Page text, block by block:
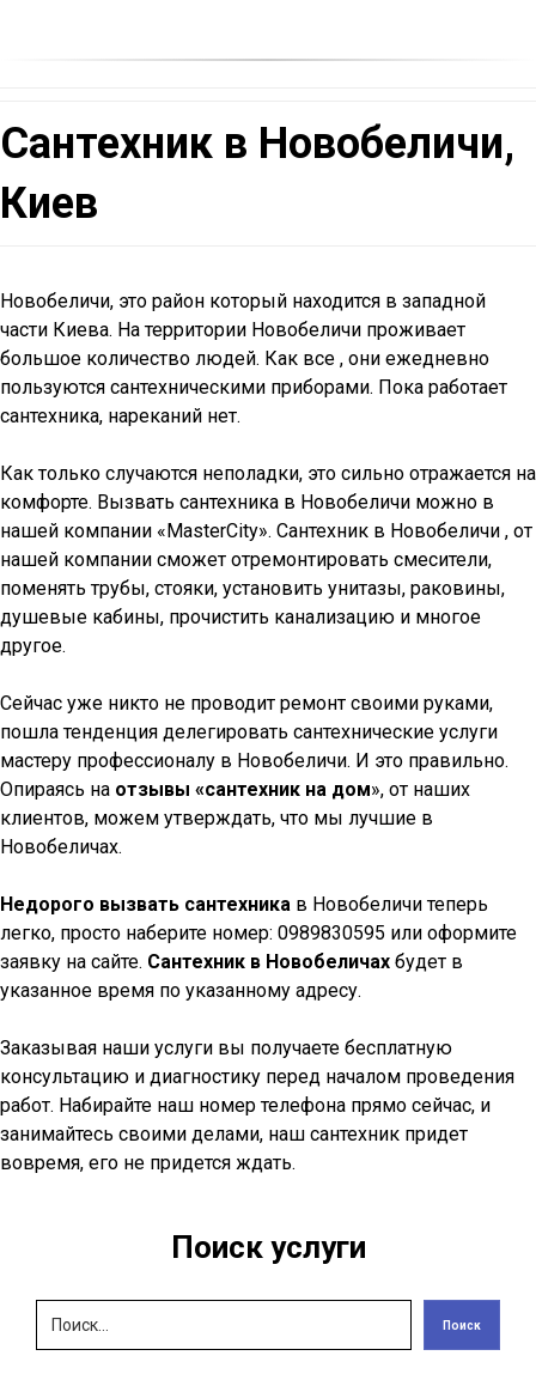
Сантехник в Новобеличи,
Киев
Новобеличи, это район который находится в западной
части Киева. На территории Новобеличи проживает
большое количество людей. Как все , они ежедневно
пользуются сантехническими приборами. Пока работает
сантехника, нареканий нет.
Как только случаются неполадки, это сильно отражается на
комфорте. Вызвать сантехника в Новобеличи можно в
нашей компании «MasterCity». Сантехник в Новобеличи , от
нашей компании сможет отремонтировать смесители,
поменять трубы, стояки, установить унитазы, раковины,
душевые кабины, прочистить канализацию и многое
другое.
Сейчас уже никто не проводит ремонт своими руками,
пошла тенденция делегировать сантехнические услуги
мастеру профессионалу в Новобеличи. И это правильно.
Опираясь на отзывы «сантехник на дом», от наших
клиентов, можем утверждать, что мы лучшие в
Новобеличах.
Недорого вызвать сантехника в Новобеличи теперь
легко, просто наберите номер: 0989830595 или оформите
заявку на сайте. Сантехник в Новобеличах будет в
указанное время по указанному адресу.
Заказывая наши услуги вы получаете бесплатную
консультацию и диагностику перед началом проведения
работ. Набирайте наш номер телефона прямо сейчас, и
занимайтесь своими делами, наш сантехник придет
вовремя, его не придется ждать.
Поиск услуги
Поиск